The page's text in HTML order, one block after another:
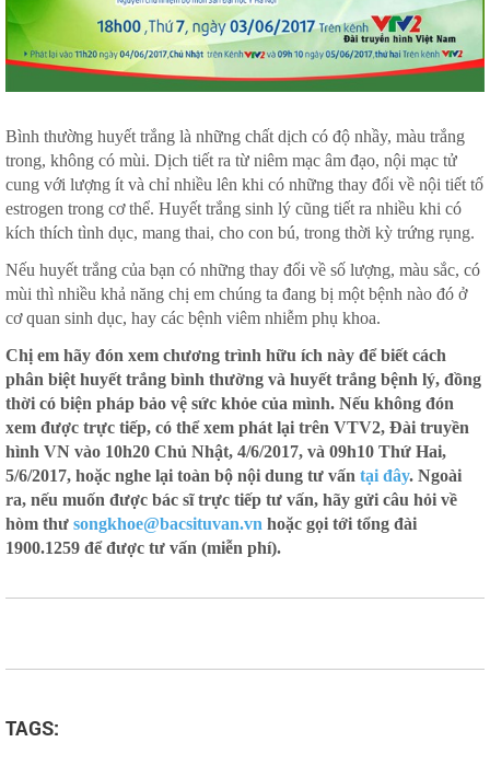
Bình thường huyết trắng là những chất dịch có độ nhầy, màu trắng
trong, không có mùi. Dịch tiết ra từ niêm mạc âm đạo, nội mạc tử
cung với lượng ít và chỉ nhiều lên khi có những thay đổi về nội tiết tố
estrogen trong cơ thể. Huyết trắng sinh lý cũng tiết ra nhiều khi có
kích thích tình dục, mang thai, cho con bú, trong thời kỳ trứng rụng.
Nếu huyết trắng của bạn có những thay đổi về số lượng, màu sắc, có
mùi thì nhiều khả năng chị em chúng ta đang bị một bệnh nào đó ở
cơ quan sinh dục, hay các bệnh viêm nhiễm phụ khoa.
Chị em hãy đón xem chương trình hữu ích này để biết cách
phân biệt huyết trắng bình thường và huyết trắng bệnh lý, đồng
thời có biện pháp bảo vệ sức khỏe của mình. Nếu không đón
xem được trực tiếp, có thể xem phát lại trên VTV2, Đài truyền
hình VN vào 10h20 Chủ Nhật, 4/6/2017, và 09h10 Thứ Hai,
5/6/2017, hoặc nghe lại toàn bộ nội dung tư vấn tại đây. Ngoài
ra, nếu muốn được bác sĩ trực tiếp tư vấn, hãy gửi câu hỏi về
hòm thư songkhoe@bacsituvan.vn hoặc gọi tới tổng đài
1900.1259 để được tư vấn (miễn phí).
TAGS: